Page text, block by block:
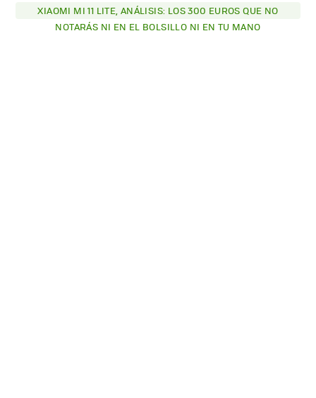
XIAOMI MI 11 LITE, ANÁLISIS: LOS 300 EUROS QUE NO
NOTARÁS NI EN EL BOLSILLO NI EN TU MANO